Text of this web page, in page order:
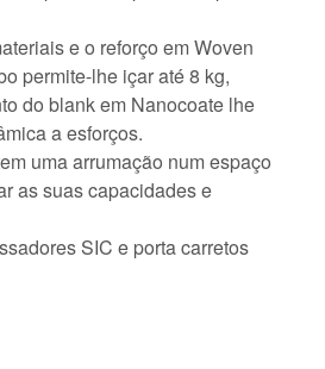
e o reforço em Woven
permite-lhe içar até 8 kg,
do blank em Nanocoate lhe
a esforços.
uma arrumação num espaço
as suas capacidades e
SIC e porta carretos